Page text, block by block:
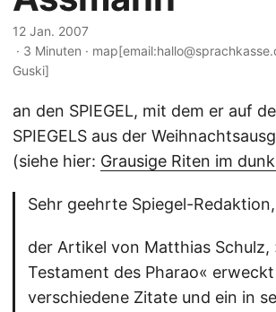
12 Jan. 2007
· 3 Minuten ·
Guski]
an den SPIEGEL, mit dem er auf
SPIEGELS aus der
(siehe hier: Grausige Riten im
Sehr geehrte Spiegel-Redaktion,
der Artikel von Matthias Schulz,
Testament des Pharao«
verschiedene Zitate und ein in